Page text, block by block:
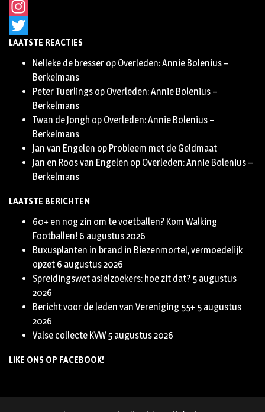
Facebook
Instagram
Twitter
LAATSTE REACTIES
Nelleke de bresser op Overleden: Annie Bolenius –
Berkelmans
Peter Tuerlings op Overleden: Annie Bolenius –
Berkelmans
Twan de Jongh op Overleden: Annie Bolenius –
Berkelmans
Jan van Engelen op Probleem met de Geldmaat
Jan en Roos van Engelen op Overleden: Annie Bolenius –
Berkelmans
LAATSTE BERICHTEN
60+ en nog zin om te voetballen? Kom Walking
Footballen! 6 augustus 2026
Buxusplanten in brand in Biezenmortel, vermoedelijk
opzet 6 augustus 2026
Spreidingswet asielzoekers: hoe zit dat? 5 augustus
2026
Bericht voor de leden van Vereniging 55+ 5 augustus
2026
Valse collecte KVW 5 augustus 2026
LIKE ONS OP FACEBOOK!